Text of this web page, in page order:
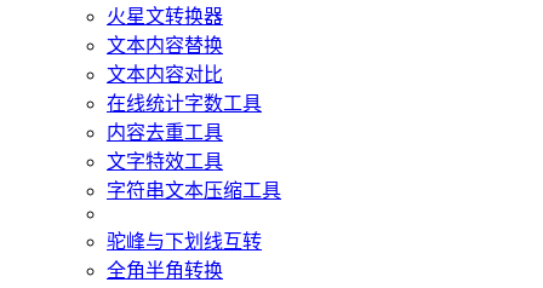
火星文转换器
文本内容替换
文本内容对比
在线统计字数工具
内容去重工具
文字特效工具
字符串文本压缩工具
驼峰与下划线互转
全角半角转换